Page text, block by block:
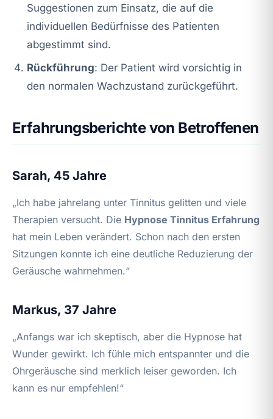
Suggestionen zum Einsatz, die auf die
individuellen Bedürfnisse des Patienten
abgestimmt sind.
Rückführung: Der Patient wird vorsichtig in
den normalen Wachzustand zurückgeführt.
Erfahrungsberichte von Betroffenen
Sarah, 45 Jahre
„Ich habe jahrelang unter Tinnitus gelitten und viele
Therapien versucht. Die Hypnose Tinnitus Erfahrung
hat mein Leben verändert. Schon nach den ersten
Sitzungen konnte ich eine deutliche Reduzierung der
Geräusche wahrnehmen.“
Markus, 37 Jahre
„Anfangs war ich skeptisch, aber die Hypnose hat
Wunder gewirkt. Ich fühle mich entspannter und die
Ohrgeräusche sind merklich leiser geworden. Ich
kann es nur empfehlen!“